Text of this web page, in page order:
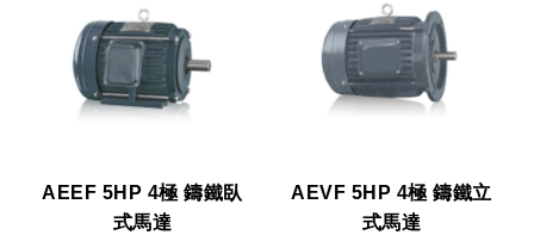
AEEF 5HP 4極 鑄鐵臥
式馬達
AEVF 5HP 4極 鑄鐵立
式馬達